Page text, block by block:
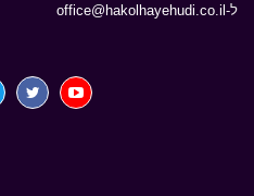
ל- office@hakolhayehudi.co.il